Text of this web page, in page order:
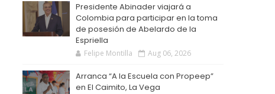
Presidente Abinader viajará a
Colombia para participar en la toma
de posesión de Abelardo de la
Espriella
Felipe Montilla Aug 06, 2026
Arranca “A la Escuela con Propeep”
en El Caimito, La Vega